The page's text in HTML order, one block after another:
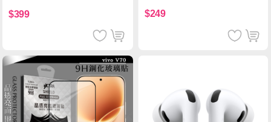
$399 $249